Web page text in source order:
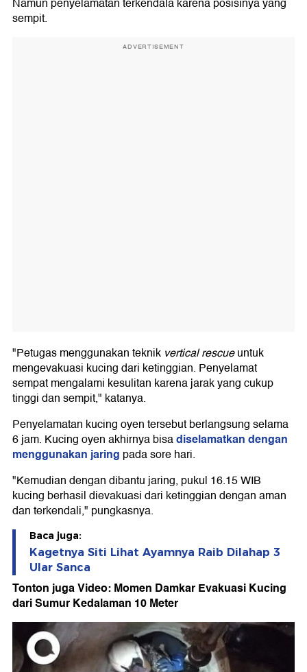
Namun penyelamatan terkendala karena posisinya yang
sempit.
ADVERTISEMENT
"Petugas menggunakan teknik vertical rescueuntuk
mengevakuasi kucing dari ketinggian. Penyelamat
sempat mengalami kesulitan karena jarak yang cukup
tinggi dan sempit," katanya.
Penyelamatan kucing oyen tersebut berlangsung selama
6 jam. Kucing oyen akhirnya bisadiselamatkan dengan
menggunakan jaring pada sore hari.
"Kemudian dengan dibantu jaring, pukul 16.15 WIB
kucing berhasil dievakuasi dari ketinggian dengan aman
dan terkendali," pungkasnya.
Baca juga:
Kagetnya Siti Lihat Ayamnya Raib Dilahap 3
Ular Sanca
Tonton juga Video: Momen Damkar Evakuasi Kucing
dari Sumur Kedalaman 10 Meter